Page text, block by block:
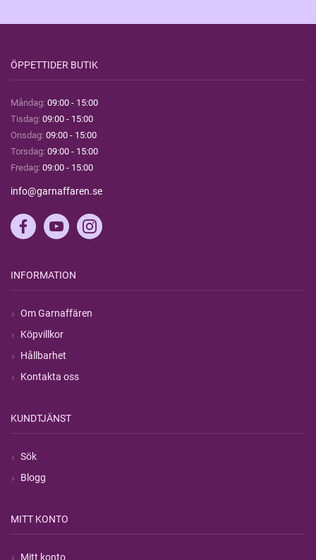
ÖPPETTIDER BUTIK
Måndag: 09:00 - 15:00
Tisdag: 09:00 - 15:00
Onsdag: 09:00 - 15:00
Torsdag: 09:00 - 15:00
Fredag: 09:00 - 15:00
info@garnaffaren.se
INFORMATION
Om Garnaffären
Köpvillkor
Hållbarhet
Kontakta oss
KUNDTJÄNST
Sök
Blogg
MITT KONTO
Mitt konto